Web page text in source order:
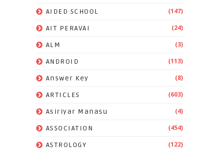
AIDED SCHOOL (147)
AIT PERAVAI (24)
ALM (3)
ANDROID (113)
Answer Key (8)
ARTICLES (603)
Asiriyar Manasu (4)
ASSOCIATION (454)
ASTROLOGY (122)